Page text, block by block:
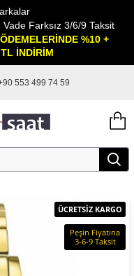
Vade Farksız 3/6/9 Taksit
%10 +
İNDİRİM
553 499 74 59
ÜCRETSİZ KARGO
Peşin Fiyatına
3-6-9 Taksit